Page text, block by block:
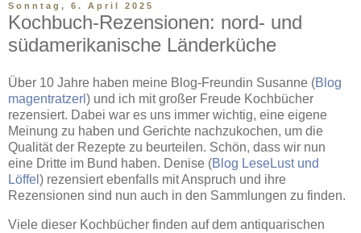
Sonntag, 6. April 2025
Kochbuch-Rezensionen: nord- und
südamerikanische Länderküche
Über 10 Jahre haben meine Blog-Freundin Susanne (Blog
magentratzerl ) und ich mit großer Freude Kochbücher
rezensiert. Dabei war es uns immer wichtig, eine eigene
Meinung zu haben und Gerichte nachzukochen, um die
Qualität der Rezepte zu beurteilen. Schön, dass wir nun
eine Dritte im Bund haben. Denise (Blog LeseLust und
Löffel ) rezensiert ebenfalls mit Anspruch und ihre
Rezensionen sind nun auch in den Sammlungen zu finden.
Viele dieser Kochbücher finden auf dem antiquarischen